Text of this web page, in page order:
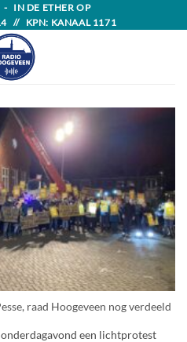
- IN DE ETHER OP
// KPN: KANAAL 1171
raad Hoogeveen nog verdeeld
een lichtprotest